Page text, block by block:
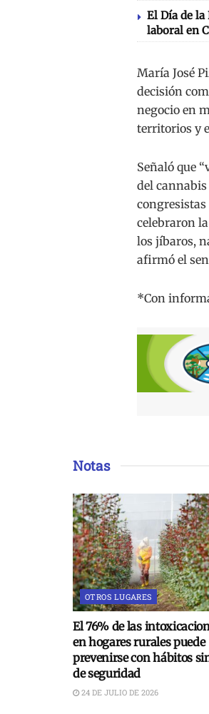
El Día de
laboral en
María José
decisión
negocio en
territorios y
Señaló que
del
congresistas
celebraron
los jíbaros,
afirmó el
*Con
Notas
OTROS LUGARES
El 76% de las
en hogares rurales puede
prevenirse con hábitos
de seguridad
24 DE JULIO DE 2026